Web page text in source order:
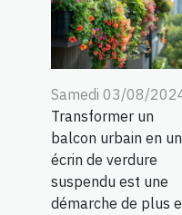
Samedi 03/08/
Transformer un
balcon urbain en un
écrin de verdure
suspendu est une
démarche de plus